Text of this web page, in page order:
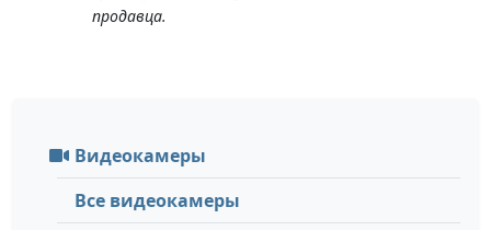
продавца.
Видеокамеры
Все видеокамеры